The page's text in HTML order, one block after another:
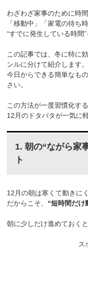
わざわざ家事のために時
「移動中」「家電の待ち
“すでに発生している時間
この記事では、冬に特に
ンルに分けて紹介します。
今日からできる簡単なも
さい。
この方法が一度習慣化する
12月のドタバタが一気に
1. 朝の“ながら家
ト
12月の朝は寒くて動きに
だからこそ、 “短時間だけ
朝に少しだけ進めておく
ス